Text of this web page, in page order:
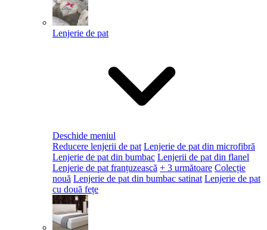
Lenjerie de pat
Deschide meniul
Reducere lenjerii de pat Lenjerie de pat din microfibră
Lenjerie de pat din bumbac Lenjerii de pat din flanel
Lenjerie de pat franțuzească + 3 următoare Colecție
nouă Lenjerie de pat din bumbac satinat Lenjerie de pat
cu două fețe